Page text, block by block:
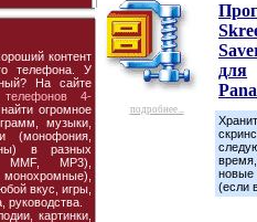
контент
телефона. У
На сайте
4-
огромное
музыки,
(монофония,
в разных
MP3),
вкус, игры,
руководства.
картинки,
подробнее...
для
новые
(если